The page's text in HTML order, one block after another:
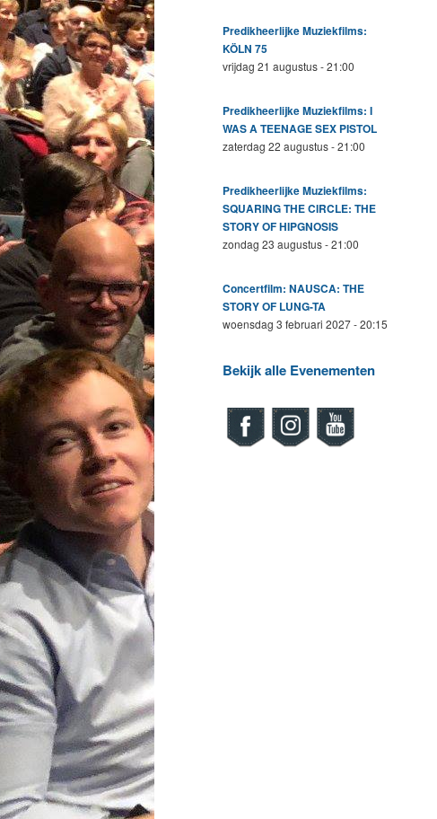
Predikheerlijke Muziekfilms:
KÖLN 75
vrijdag 21 augustus - 21:00
Predikheerlijke Muziekfilms: I
WAS A TEENAGE SEX PISTOL
zaterdag 22 augustus - 21:00
Predikheerlijke Muziekfilms:
SQUARING THE CIRCLE: THE
STORY OF HIPGNOSIS
zondag 23 augustus - 21:00
Concertfilm: NAUSCA: THE
STORY OF LUNG-TA
woensdag 3 februari 2027 - 20:15
Bekijk alle Evenementen